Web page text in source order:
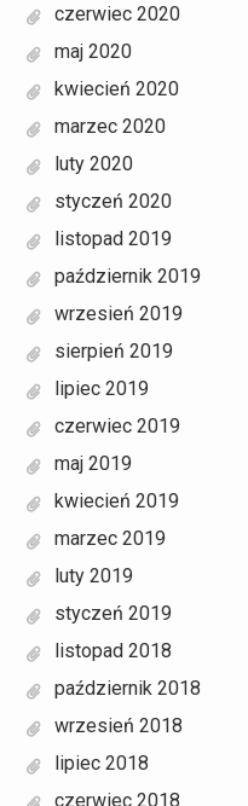
czerwiec 2020
maj 2020
kwiecień 2020
marzec 2020
luty 2020
styczeń 2020
listopad 2019
październik 2019
wrzesień 2019
sierpień 2019
lipiec 2019
czerwiec 2019
maj 2019
kwiecień 2019
marzec 2019
luty 2019
styczeń 2019
listopad 2018
październik 2018
wrzesień 2018
lipiec 2018
czerwiec 2018